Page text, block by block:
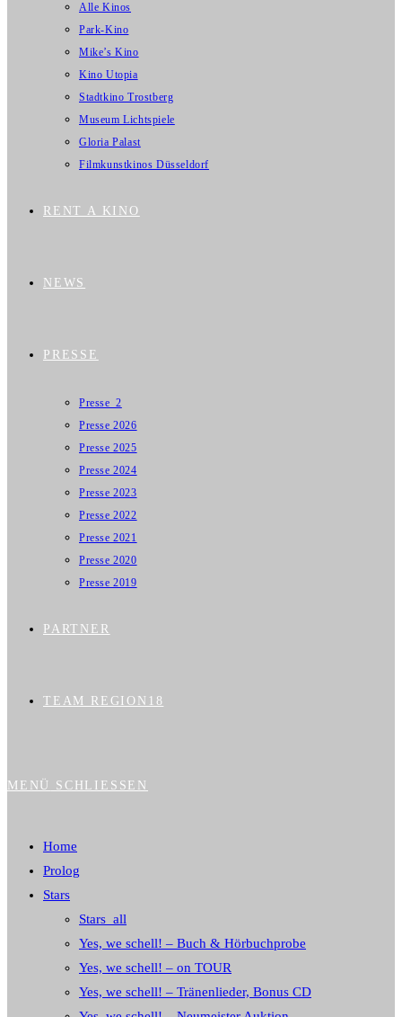
Alle Kinos
Park-Kino
Mike’s Kino
Kino Utopia
Stadtkino Trostberg
Museum Lichtspiele
Gloria Palast
Filmkunstkinos Düsseldorf
RENT A KINO
NEWS
PRESSE
Presse_2
Presse 2026
Presse 2025
Presse 2024
Presse 2023
Presse 2022
Presse 2021
Presse 2020
Presse 2019
PARTNER
TEAM REGION18
MENÜ SCHLIESSEN
Home
Prolog
Stars
Stars_all
Yes, we schell! – Buch & Hörbuchprobe
Yes, we schell! – on TOUR
Yes, we schell! – Tränenlieder, Bonus CD